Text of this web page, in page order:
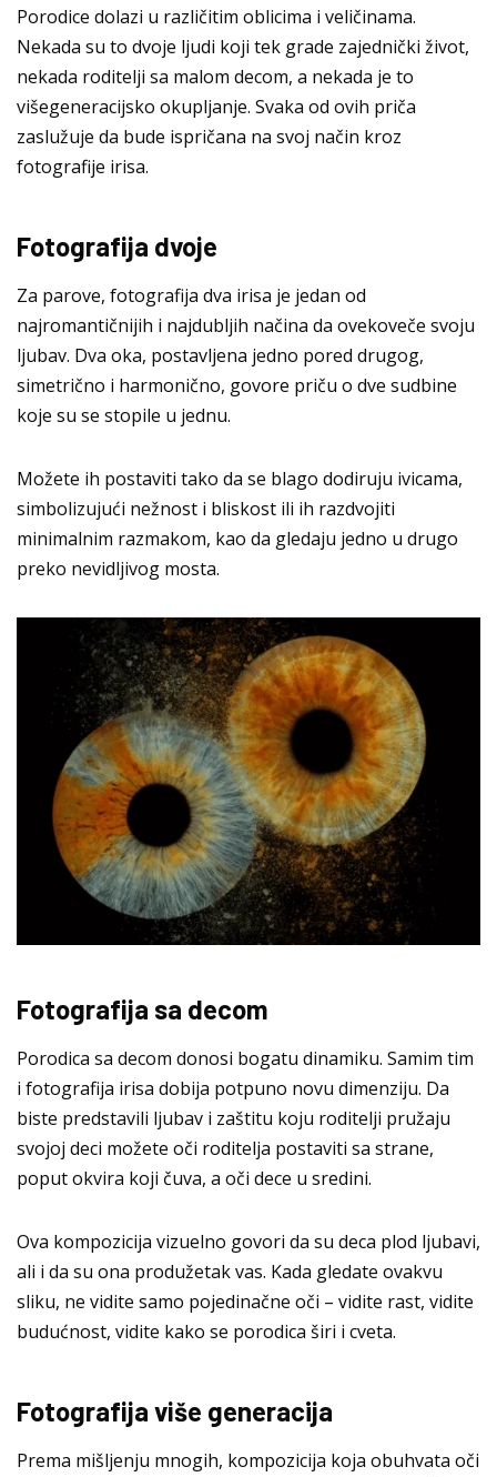
Porodice dolazi u različitim oblicima i veličinama.
Nekada su to dvoje ljudi koji tek grade zajednički život,
nekada roditelji sa malom decom, a nekada je to
višegeneracijsko okupljanje. Svaka od ovih priča
zaslužuje da bude ispričana na svoj način kroz
fotografije irisa.
Fotografija dvoje
Za parove, fotografija dva irisa je jedan od
najromantičnijih i najdubljih načina da ovekoveče svoju
ljubav. Dva oka, postavljena jedno pored drugog,
simetrično i harmonično, govore priču o dve sudbine
koje su se stopile u jednu.
Možete ih postaviti tako da se blago dodiruju ivicama,
simbolizujući nežnost i bliskost ili ih razdvojiti
minimalnim razmakom, kao da gledaju jedno u drugo
preko nevidljivog mosta.
Fotografija sa decom
Porodica sa decom donosi bogatu dinamiku. Samim tim
i fotografija irisa dobija potpuno novu dimenziju. Da
biste predstavili ljubav i zaštitu koju roditelji pružaju
svojoj deci možete oči roditelja postaviti sa strane,
poput okvira koji čuva, a oči dece u sredini.
Ova kompozicija vizuelno govori da su deca plod ljubavi,
ali i da su ona produžetak vas. Kada gledate ovakvu
sliku, ne vidite samo pojedinačne oči – vidite rast, vidite
budućnost, vidite kako se porodica širi i cveta.
Fotografija više generacija
Prema mišljenju mnogih, kompozicija koja obuhvata oči